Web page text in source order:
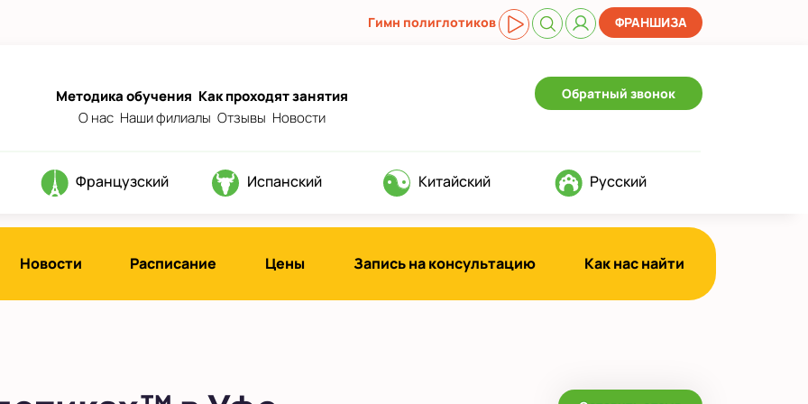
Гимн полиглотиков ФРАНШИЗА
Методика обучения Как проходят занятия
О нас Наши филиалы Отзывы Новости
Обратный звонок
Французский Испанский Китайский Русский
Новости Расписание Цены Запись на консультацию Как нас найти